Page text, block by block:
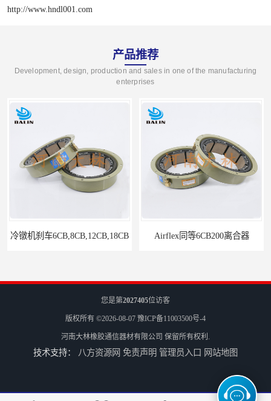
http://www.hndl001.com
产品推荐
Development, design, production and sales in one of the manufacturing
enterprises
Airflex同等6CB200离合器
造纸机用气动离合器刹车CB
您是第2027405位访客
版权所有 ©2026-08-07 豫ICP备11003500号-4
河南大林橡胶通信器材有限公司 保留所有权利.
技术支持： 八方资源网 免责声明 管理员入口 网站地图